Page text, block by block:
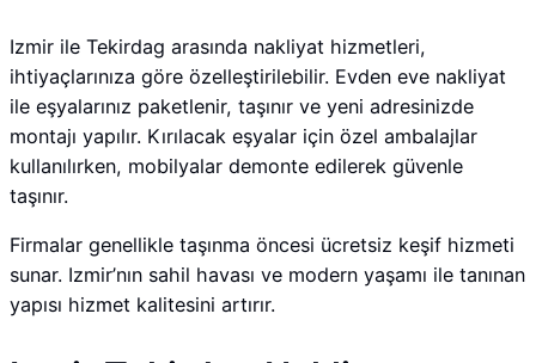
Izmir ile Tekirdag arasında nakliyat hizmetleri,
ihtiyaçlarınıza göre özelleştirilebilir. Evden eve nakliyat
ile eşyalarınız paketlenir, taşınır ve yeni adresinizde
montajı yapılır. Kırılacak eşyalar için özel ambalajlar
kullanılırken, mobilyalar demonte edilerek güvenle
taşınır.
Firmalar genellikle taşınma öncesi ücretsiz keşif hizmeti
sunar. Izmir’nın sahil havası ve modern yaşamı ile tanınan
yapısı hizmet kalitesini artırır.